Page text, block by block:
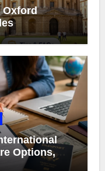
Oxford
Options,
Tips